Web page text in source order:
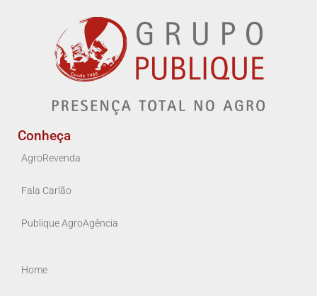
Conheça
AgroRevenda
Fala Carlão
Publique AgroAgência
Home